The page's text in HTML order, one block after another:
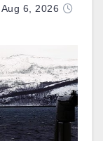
Aug 6, 2026